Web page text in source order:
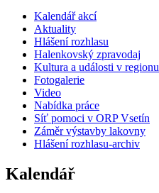
Kalendář akcí
Aktuality
Hlášení rozhlasu
Halenkovský zpravodaj
Kultura a události v regionu
Fotogalerie
Video
Nabídka práce
Síť pomoci v ORP Vsetín
Záměr výstavby lakovny
Hlášení rozhlasu-archiv
Kalendář